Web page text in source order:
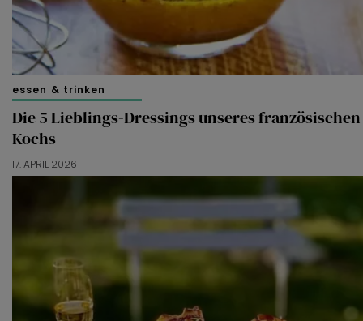
essen & trinken
Die 5 Lieblings-Dressings unseres französischen
Kochs
17. APRIL 2026